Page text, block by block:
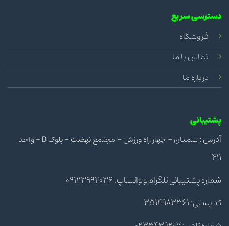
دسترسی سریع
فروشگاه
تماس با ما
درباره ما
پشتیبانی
آدرس : سمنان - چهار راه ورزش - مجتمع نهضت - بلوک B - واحد
411
شماره پشتیبانی تلگرام و واتساپ: 09123992036
کد پستی: 3514983361